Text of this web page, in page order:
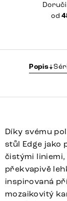
od
Popis
Díky svému
stůl Edge jako
čistými
překvapivě
inspirovaná
mozaikovitý